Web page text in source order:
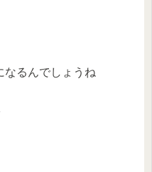
なるんでしょうね